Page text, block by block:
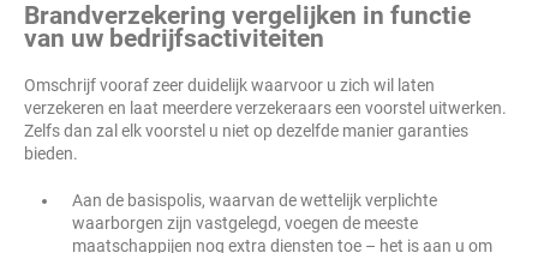
Brandverzekering vergelijken in functie
van uw bedrijfsactiviteiten
Omschrijf vooraf zeer duidelijk waarvoor u zich wil laten
verzekeren en laat meerdere verzekeraars een voorstel uitwerken.
Zelfs dan zal elk voorstel u niet op dezelfde manier garanties
bieden.
Aan de basispolis, waarvan de wettelijk verplichte
waarborgen zijn vastgelegd, voegen de meeste
maatschappijen nog extra diensten toe – het is aan u om